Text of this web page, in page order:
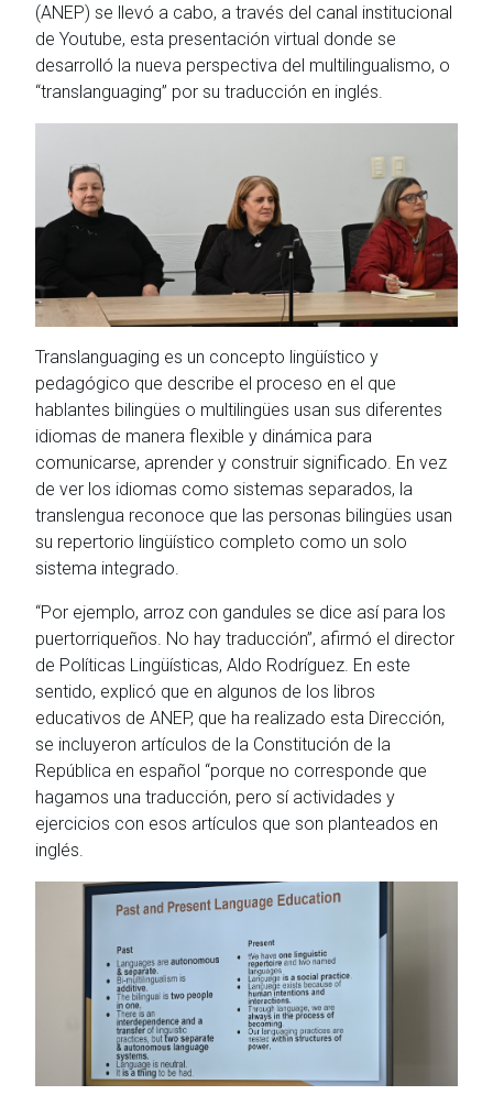
(ANEP) se llevó a cabo, a través del canal institucional
de Youtube, esta presentación virtual donde se
desarrolló la nueva perspectiva del multilingualismo, o
“translanguaging” por su traducción en inglés.
Translanguaging es un concepto lingüístico y
pedagógico que describe el proceso en el que
hablantes bilingües o multilingües usan sus diferentes
idiomas de manera flexible y dinámica para
comunicarse, aprender y construir significado. En vez
de ver los idiomas como sistemas separados, la
translengua reconoce que las personas bilingües usan
su repertorio lingüístico completo como un solo
sistema integrado.
“Por ejemplo, arroz con gandules se dice así para los
puertorriqueños. No hay traducción”, afirmó el director
de Políticas Lingüísticas, Aldo Rodríguez. En este
sentido, explicó que en algunos de los libros
educativos de ANEP, que ha realizado esta Dirección,
se incluyeron artículos de la Constitución de la
República en español “porque no corresponde que
hagamos una traducción, pero sí actividades y
ejercicios con esos artículos que son planteados en
inglés.